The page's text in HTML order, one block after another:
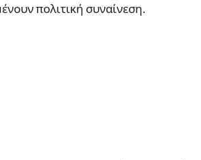
πολιτική συναίνεση.